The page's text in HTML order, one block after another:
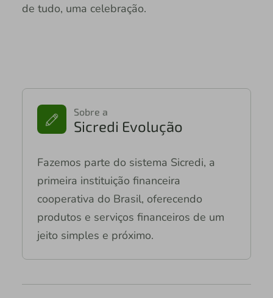
de tudo, uma celebração.
Sobre a
Sicredi Evolução
Fazemos parte do sistema Sicredi, a
primeira instituição financeira
cooperativa do Brasil, oferecendo
produtos e serviços financeiros de um
jeito simples e próximo.